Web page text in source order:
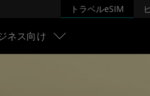
トラベルeSIM
ネス向け